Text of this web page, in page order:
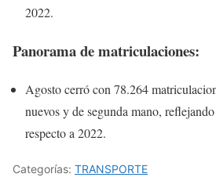
2022.
Panorama de matriculaciones:
Agosto cerró con 78.264
nuevos y de segunda mano,
respecto a 2022.
Categorías: TRANSPORTE